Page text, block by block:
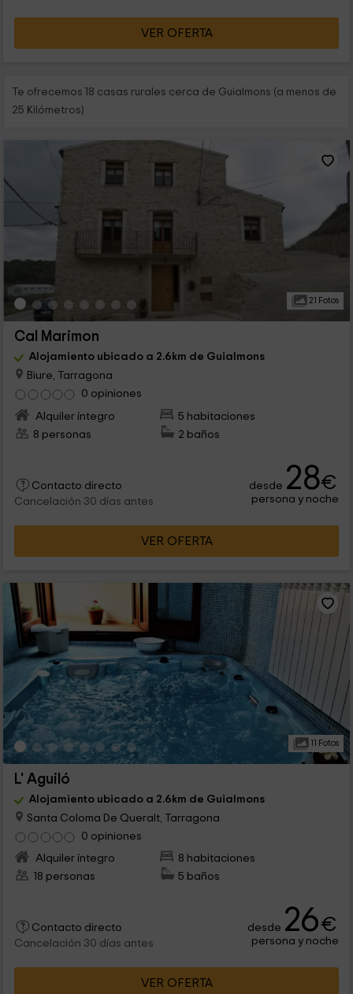
VER OFERTA
Te ofrecemos 18 casas rurales cerca de Guialmons (a menos de
25 Kilómetros)
21 Fotos
Cal Marimon
Alojamiento ubicado a 2.6km de Guialmons
Biure, Tarragona
0 opiniones
Alquiler íntegro
5 habitaciones
8 personas
2 baños
Contacto directo
Cancelación 30 días antes
desde 28€
persona y noche
VER OFERTA
11 Fotos
L' Aguiló
Alojamiento ubicado a 2.6km de Guialmons
Santa Coloma De Queralt, Tarragona
0 opiniones
Alquiler íntegro
8 habitaciones
18 personas
5 baños
Contacto directo
Cancelación 30 días antes
desde 26€
persona y noche
VER OFERTA